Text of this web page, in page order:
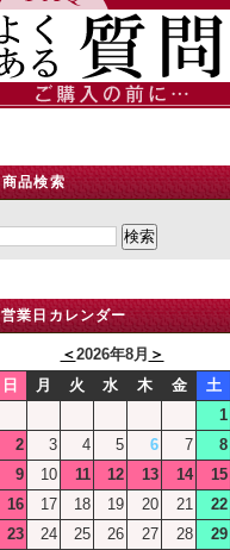
商品検索
営業日カレンダー
＜2026年8月 ＞
日
月 火 水 木 金
土
1
2
3 4 5 6 7
8
9
10 11 12 13 14
15
16
17 18 19 20 21
22
23
24 25 26 27 28
29